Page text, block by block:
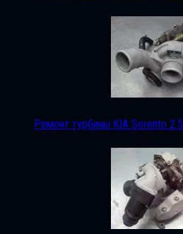
Ремонт турбины KIA Sorento 2.5